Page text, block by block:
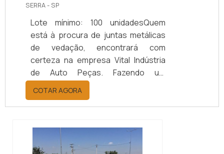
SERRA - SP
Lote mínimo: 100 unidadesQuem
está à procura de juntas metálicas
de vedação, encontrará com
certeza na empresa Vital Indústria
de Auto Peças. Fazendo um
orçamento por meio da maior
empresa da área, é possível achar a
sofisticação, qualidade e preço
questão é juntas metálicas de
vedação, com a melhor mão de obra
COTAR AGORA